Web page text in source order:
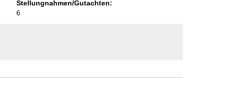
Stellungnahmen/Gutachten:
6